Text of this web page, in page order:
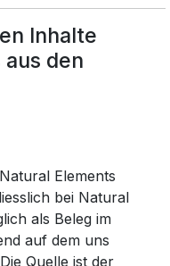
Inhalte
den
Elements
bei Natural
als Beleg im
auf dem uns
Quelle ist der